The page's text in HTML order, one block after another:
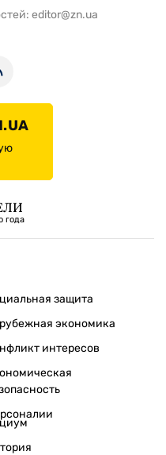
editor@zn.ua
года
защита
экономика
интересов